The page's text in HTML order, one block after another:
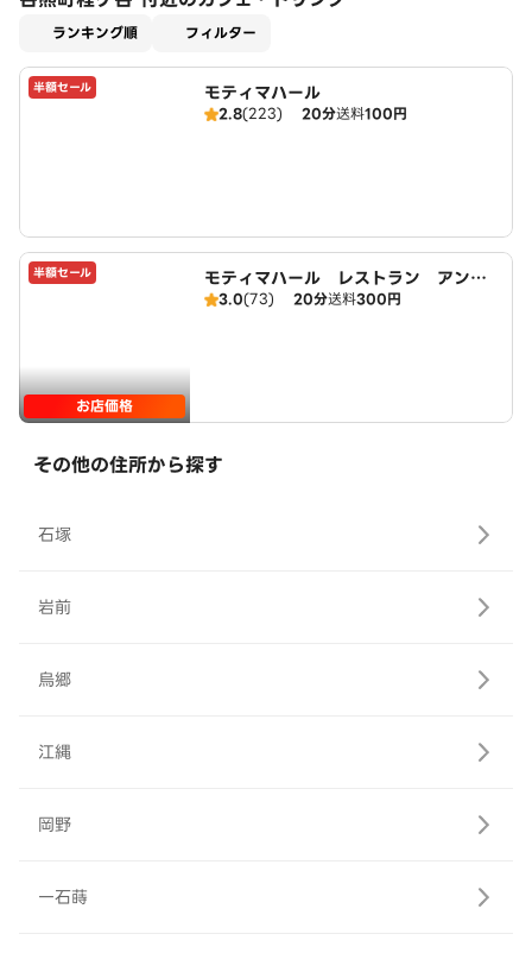
ランキング順 フィルター
半額セール モティマハール
2.8(223) 20分送料100円
半額セール
お店価格
モティマハール レストラン アンド
バー
3.0(73) 20分送料300円
その他の住所から探す
石塚
岩前
烏郷
江縄
岡野
一石蒔